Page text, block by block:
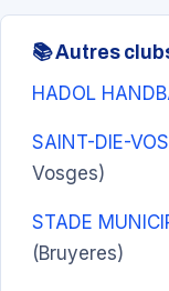
📚 Autres
HADOL
SAINT-DIE-
Vosges)
STADE
(Bruyeres)